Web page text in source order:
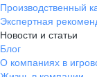
Производственный
Экспертная
Новости и статьи
Блог
О компаниях в